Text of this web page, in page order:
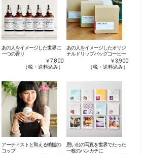
あの人をイメージした世界に
一つの香り
￥7,800
（税・送料込み）
あの人をイメージしたオリジ
ナルドリップバッグコーヒー
￥3,900
（税・送料込み）
アーティストと和える轆轤の
コップ
思い出の写真を世界でたった
一枚のハンカチに